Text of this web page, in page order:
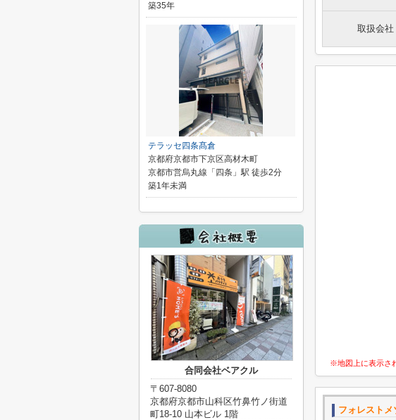
取扱会社
※地図上に表示さ
フォレスト
築35年
テラッセ四条髙倉
京都府京都市下京区高材木町
京都市営烏丸線「四条」駅 徒歩2分
築1年未満
合同会社ベアクル
〒607-8080
京都府京都市山科区竹鼻竹ノ街道
町18-10 山本ビル 1階